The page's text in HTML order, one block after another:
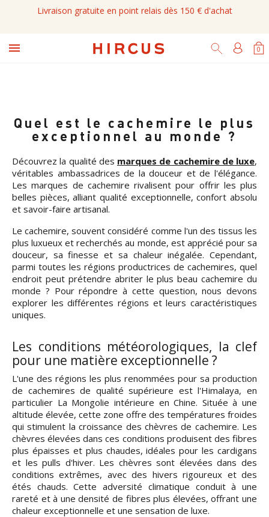
Livraison gratuite en point relais dès 150 € d'achat
0
Quel est le cachemire le plus
exceptionnel au monde ?
Découvrez la qualité des marques de cachemire de luxe,
véritables ambassadrices de la douceur et de l'élégance.
Les marques de cachemire rivalisent pour offrir les plus
belles pièces, alliant qualité exceptionnelle, confort absolu
et savoir-faire artisanal.
Le cachemire, souvent considéré comme l'un des tissus les
plus luxueux et recherchés au monde, est apprécié pour sa
douceur, sa finesse et sa chaleur inégalée. Cependant,
parmi toutes les régions productrices de cachemires, quel
endroit peut prétendre abriter le plus beau cachemire du
monde ? Pour répondre à cette question, nous devons
explorer les différentes régions et leurs caractéristiques
uniques.
Les conditions météorologiques, la clef
pour une matière exceptionnelle ?
L'une des régions les plus renommées pour sa production
de cachemires de qualité supérieure est l'Himalaya, en
particulier La Mongolie intérieure en Chine. Située à une
altitude élevée, cette zone offre des températures froides
qui stimulent la croissance des chèvres de cachemire. Les
chèvres élevées dans ces conditions produisent des fibres
plus épaisses et plus chaudes, idéales pour les cardigans
et les pulls d'hiver. Les chèvres sont élevées dans des
conditions extrêmes, avec des hivers rigoureux et des
étés chauds. Cette adversité climatique conduit à une
rareté et à une densité de fibres plus élevées, offrant une
chaleur exceptionnelle et une sensation de luxe.